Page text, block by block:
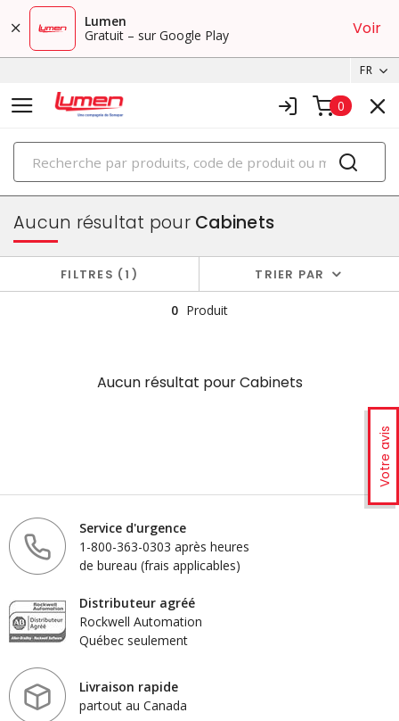
Lumen
Gratuit – sur Google Play
Voir
FR
0
PRODUITS
boîtiers et cabinets
Votre avis
Aucun résultat pourCabinets
FILTRES 1 TRIER PAR
0 Produit
Aucun résultat pourCabinets
Service d'urgence
1-800-363-0303 après heures
de bureau (frais applicables)
Distributeur agréé
Rockwell Automation
Québec seulement
Livraison rapide
partout au Canada